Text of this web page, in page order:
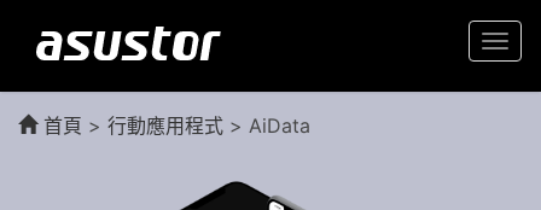
首頁 > 行動應用程式 > AiData